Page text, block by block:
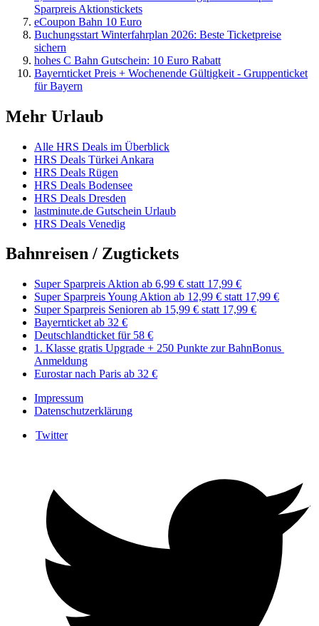
Sparpreis Aktionstickets
eCoupon Bahn 10 Euro
Buchungsstart Winterfahrplan 2026: Beste Ticketpreise
sichern
hohes C Bahn Gutschein: 10 Euro Rabatt
Bayernticket Preis + Wochenende Gültigkeit - Gruppenticket
für Bayern
Mehr Urlaub
Alle HRS Deals im Überblick
HRS Deals Türkei Ankara
HRS Deals Rügen
HRS Deals Bodensee
HRS Deals Dresden
lastminute.de Gutschein Urlaub
HRS Deals Venedig
Bahnreisen / Zugtickets
Super Sparpreis Aktion ab 6,99 € statt 17,99 €
Super Sparpreis Young Aktion ab 12,99 € statt 17,99 €
Super Sparpreis Senioren ab 15,99 € statt 17,99 €
Bayernticket ab 32 €
Deutschlandticket für 58 €
1. Klasse gratis Upgrade + 250 Punkte zur BahnBonus ​​
Anmeldung
Eurostar nach Paris ab 32 €
Impressum
Datenschutzerklärung
Twitter